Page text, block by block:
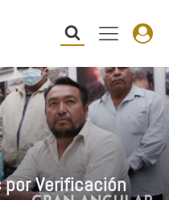
Verificación